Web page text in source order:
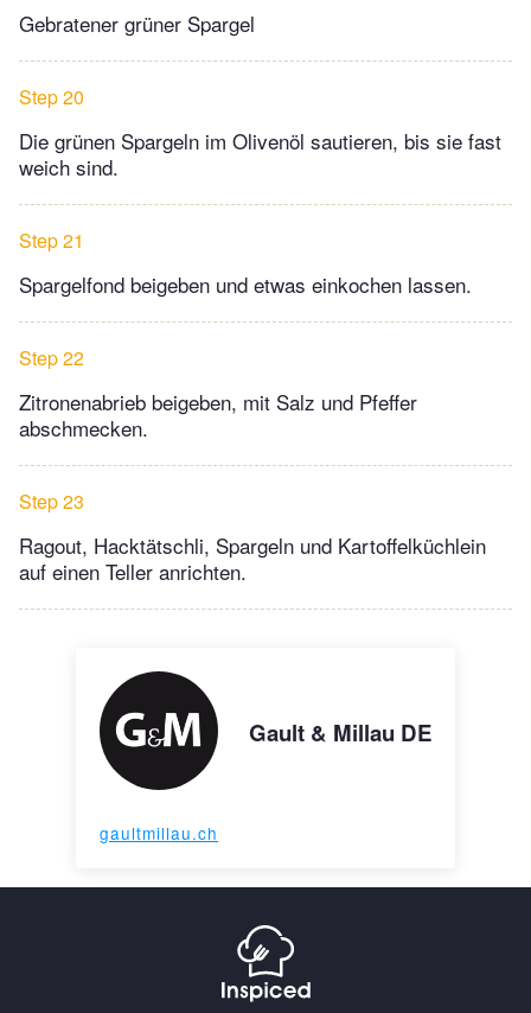
Gebratener grüner Spargel
Step 20
Die grünen Spargeln im Olivenöl sautieren, bis sie fast
weich sind.
Step 21
Spargelfond beigeben und etwas einkochen lassen.
Step 22
Zitronenabrieb beigeben, mit Salz und Pfeffer
abschmecken.
Step 23
Ragout, Hacktätschli, Spargeln und Kartoffelküchlein
auf einen Teller anrichten.
Gault & Millau DE
gaultmillau.ch